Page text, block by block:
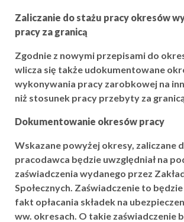
Zaliczanie do stażu pracy okresów
pracy za granicą
Zgodnie z nowymi przepisami do
wlicza się także udokumentowane
wykonywania pracy zarobkowej na
niż stosunek pracy przebyty za
Dokumentowanie okresów pracy
Wskazane powyżej okresy, zaliczane
pracodawca będzie uwzględniał na
zaświadczenia wydanego przez
Społecznych. Zaświadczenie to
fakt opłacania składek na
ww. okresach. O takie zaświadczenie